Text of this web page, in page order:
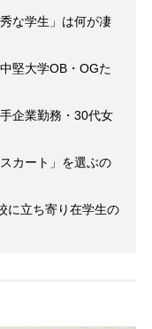
な学生」は何が凄
堅大学OB・OGた
企業勤務・30代女
カート」を選ぶの
に立ち寄り在学生の